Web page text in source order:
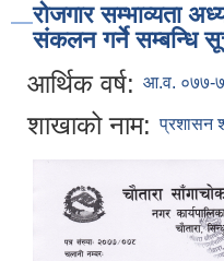
रोजगार सम्भाव्यता
संकलन गर्ने सम्बन्धि
आर्थिक वर्ष: आ.व. ०७७-
शाखाको नाम: प्रशासन